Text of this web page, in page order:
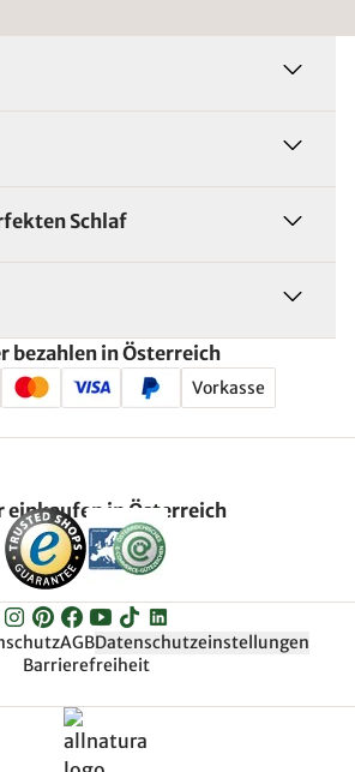
Schlaf
bezahlen in Österreich
Vorkasse
einkaufen in Österreich
AGBDatenschutzeinstellungen
Barrierefreiheit